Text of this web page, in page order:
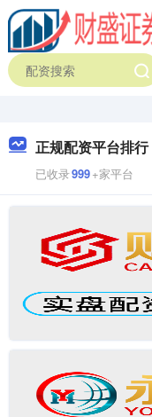
正规配资平台排行
已收录999+家平台